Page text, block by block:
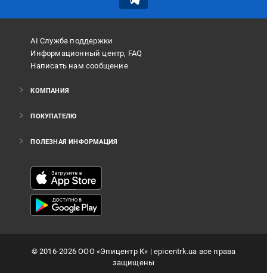
AI Служба поддержки
Информационный центр, FAQ
Написать нам сообщение
КОМПАНИЯ
ПОКУПАТЕЛЮ
ПОЛЕЗНАЯ ИНФОРМАЦИЯ
©2016-2026ООО «Эпицентр К» | epicentrk.ua все права
защищены